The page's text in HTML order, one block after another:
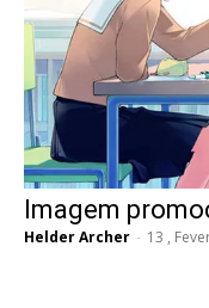
Imagem
Helder Archer - 13 ,